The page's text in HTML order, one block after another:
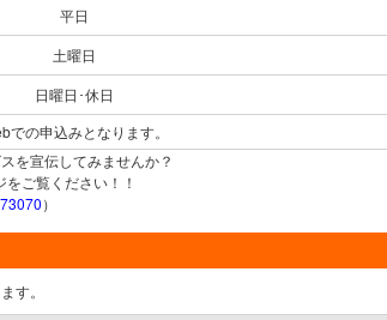
平日
土曜日
日曜日･休日
の申込みとなります。
を宣伝してみませんか？
ご覧ください！！
）
す。